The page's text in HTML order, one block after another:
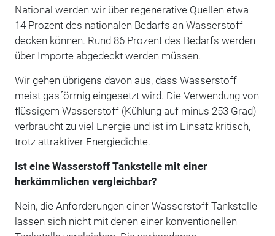
National werden wir über regenerative Quellen etwa
14 Prozent des nationalen Bedarfs an Wasserstoff
decken können. Rund 86 Prozent des Bedarfs werden
über Importe abgedeckt werden müssen.
Wir gehen übrigens davon aus, dass Wasserstoff
meist gasförmig eingesetzt wird. Die Verwendung von
flüssigem Wasserstoff (Kühlung auf minus 253 Grad)
verbraucht zu viel Energie und ist im Einsatz kritisch,
trotz attraktiver Energiedichte.
Ist eine Wasserstoff Tankstelle mit einer
herkömmlichen vergleichbar?
Nein, die Anforderungen einer Wasserstoff Tankstelle
lassen sich nicht mit denen einer konventionellen